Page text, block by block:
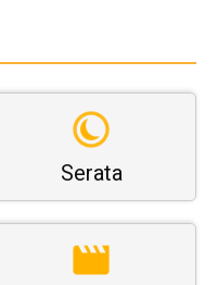
Serata